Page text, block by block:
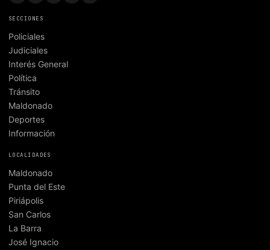
SECCIONES
Policiales
Judiciales
Interés General
Política
Tránsito
Maldonado
Deportes
Información
LOCALIDADES
Maldonado
Punta del Este
Piriápolis
San Carlos
La Barra
José Ignacio